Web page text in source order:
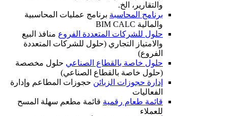
والتقارير، الخ.
برنامج المحاسبة برنامج عمليات المحاسبية
والمالية BIM CALC
حلول للشركات المتعددة الفروع منافذ البيع
والامتياز التجاري (حلول للشركات المتعددة
الفروع)
حلول خاصة بالقطاع الصناعي حلول مخصصة
(حلول خاصة بالقطاع الصناعي)
إدارة حجوزات الزبائن حجوزات المطاعم وإدارة
الفعاليات
قائمة طعام رقمية قائمة مطعم سهلة المسح
للعملاء